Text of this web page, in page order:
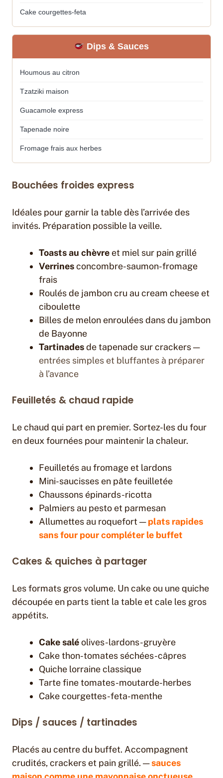
Cake courgettes-feta
Dips & Sauces
Houmous au citron
Tzatziki maison
Guacamole express
Tapenade noire
Fromage frais aux herbes
Bouchées froides express
Idéales pour garnir la table dès l’arrivée des
invités. Préparation possible la veille.
Toasts au chèvre et miel sur pain grillé
Verrinesconcombre-saumon-fromage
frais
Roulés de jambon cru au cream cheese et
ciboulette
Billes de melon enroulées dans du jambon
de Bayonne
Tartinadesde tapenade sur crackers —
entrées simples et bluffantes à préparer
à l’avance
Feuilletés & chaud rapide
Le chaud qui part en premier. Sortez-les du four
en deux fournées pour maintenir la chaleur.
Feuilletés au fromage et lardons
Mini-saucisses en pâte feuilletée
Chaussons épinards-ricotta
Palmiers au pesto et parmesan
Allumettes au roquefort —plats rapides
sans four pour compléter le buffet
Cakes & quiches à partager
Les formats gros volume. Un cake ou une quiche
découpée en parts tient la table et cale les gros
appétits.
Cake saléolives-lardons-gruyère
Cake thon-tomates séchées-câpres
Quiche lorraine classique
Tarte fine tomates-moutarde-herbes
Cake courgettes-feta-menthe
Dips / sauces / tartinades
Placés au centre du buffet. Accompagnent
crudités, crackers et pain grillé. —sauces